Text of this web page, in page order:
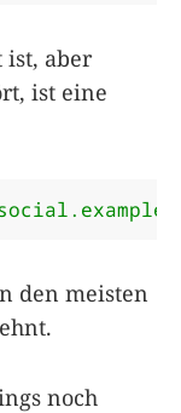
aber
ist eine
den meisten
noch